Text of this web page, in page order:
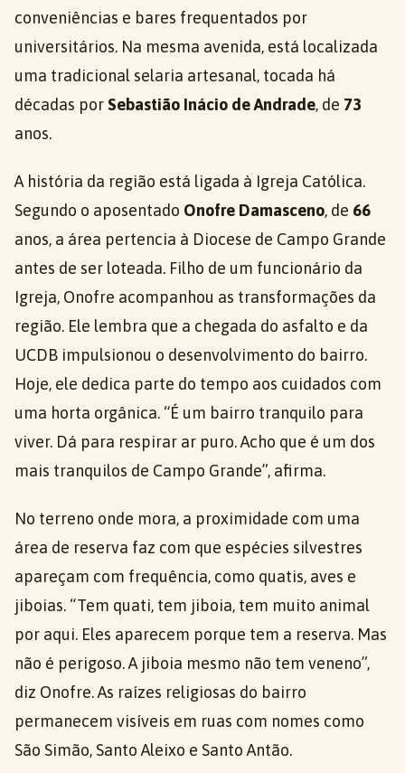
conveniências e bares frequentados por
universitários. Na mesma avenida, está localizada
uma tradicional selaria artesanal, tocada há
décadas porSebastião Inácio de Andrade, de 73
anos.
A história da região está ligada à Igreja Católica.
Segundo o aposentado Onofre Damasceno, de 66
anos, a área pertencia à Diocese de Campo Grande
antes de ser loteada. Filho de um funcionário da
Igreja, Onofre acompanhou as transformações da
região. Ele lembra que a chegada do asfalto e da
UCDB impulsionou o desenvolvimento do bairro.
Hoje, ele dedica parte do tempo aos cuidados com
uma horta orgânica. “É um bairro tranquilo para
viver. Dá para respirar ar puro. Acho que é um dos
mais tranquilos de Campo Grande”, afirma.
No terreno onde mora, a proximidade com uma
área de reserva faz com que espécies silvestres
apareçam com frequência, como quatis, aves e
jiboias. “Tem quati, tem jiboia, tem muito animal
por aqui. Eles aparecem porque tem a reserva. Mas
não é perigoso. A jiboia mesmo não tem veneno”,
diz Onofre. As raízes religiosas do bairro
permanecem visíveis em ruas com nomes como
São Simão, Santo Aleixo e Santo Antão.